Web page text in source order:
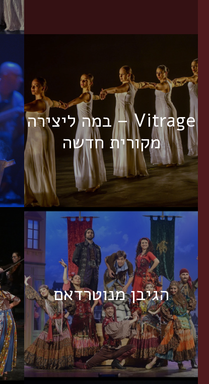
Vitrage – במה ליצירה
מקורית חדשה
הגיבן מנוטרדאם